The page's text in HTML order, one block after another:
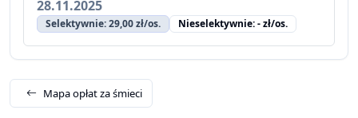
28.11.2025
Selektywnie: 29,00 zł/os. Nieselektywnie: - zł/os.
Mapa opłat za śmieci